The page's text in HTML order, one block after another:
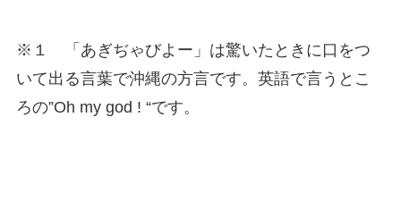
※１ 「あぎぢゃびよー」は驚いたときに口をつ
いて出る言葉で沖縄の方言です。英語で言うとこ
ろの”Oh my god ! “です。